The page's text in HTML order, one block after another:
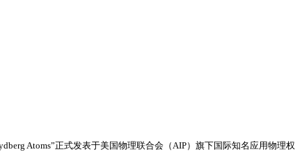
Atoms”正式发表于美国物理联合会（AIP）旗下国际知名应用物理权